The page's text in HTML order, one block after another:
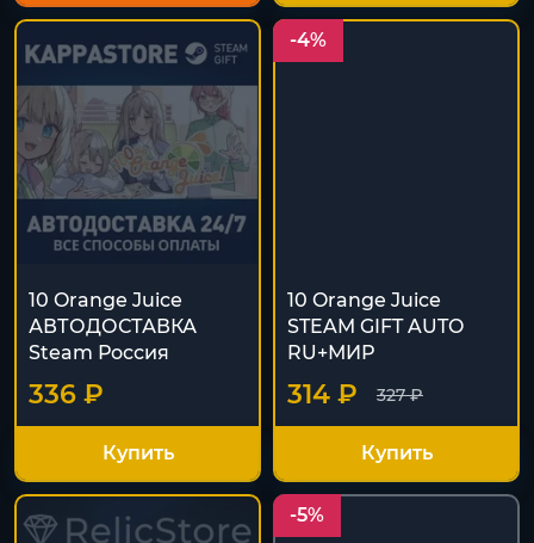
10 Orange Juice
АВТОДОСТАВКА
Steam Россия
336 ₽
Купить
-4%
10 Orange Juice
STEAM GIFT AUTO
RU+МИР
327 ₽
314 ₽
Купить
-5%